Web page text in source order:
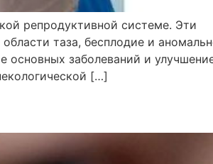
репродуктивной системе. Эти
таза, бесплодие и
основных заболеваний и
[…]